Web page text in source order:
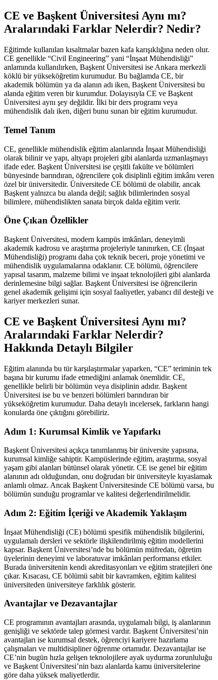
CE ve Başkent Üniversitesi Aynı mı?
Aralarındaki Farklar Nelerdir? Nedir?
Eğitimde kullanılan kısaltmalar bazen kafa karışıklığına neden olur.
CE genellikle “Civil Engineering” yani “İnşaat Mühendisliği”
anlamında kullanılırken, Başkent Üniversitesi ise Ankara merkezli
köklü bir yükseköğretim kurumudur. Bu bağlamda CE, bir
akademik bölümün ya da alanın adı iken, Başkent Üniversitesi bu
alanda eğitim veren bir kurumdur. Dolayısıyla CE ve Başkent
Üniversitesi aynı şey değildir. İlki bir ders programı veya
mühendislik dalı iken, diğeri bunu sunan bir eğitim kurumudur.
Temel Tanım
CE, genellikle mühendislik eğitim alanlarında İnşaat Mühendisliği
olarak bilinir ve yapı, altyapı projeleri gibi alanlarda uzmanlaşmayı
ifade eder. Başkent Üniversitesi ise çeşitli fakülte ve bölümleri
bünyesinde barındıran, öğrencilere çok disiplinli eğitim imkânı veren
özel bir üniversitedir. Üniversitede CE bölümü de olabilir, ancak
Başkent yalnızca bu alanda değil; sağlık bilimlerinden sosyal
bilimlere, mühendislikten sanata birçok dalda eğitim verir.
Öne Çıkan Özellikler
Başkent Üniversitesi, modern kampüs imkânları, deneyimli
akademik kadrosu ve araştırma projeleriyle tanınırken, CE (İnşaat
Mühendisliği) programı daha çok teknik beceri, proje yönetimi ve
mühendislik uygulamalarına odaklanır. CE bölümü, öğrencilere
yapısal tasarım, malzeme bilimi ve inşaat teknolojileri gibi alanlarda
derinlemesine bilgi sağlar. Başkent Üniversitesi ise öğrencilerin
genel akademik gelişimi için sosyal faaliyetler, yabancı dil desteği ve
kariyer merkezleri sunar.
CE ve Başkent Üniversitesi Aynı mı?
Aralarındaki Farklar Nelerdir?
Hakkında Detaylı Bilgiler
Eğitim alanında bu tür karşılaştırmalar yaparken, “CE” teriminin tek
başına bir kurumu ifade etmediğini anlamak önemlidir. CE,
genellikle belirli bir bölümün veya disiplinin adıdır. Başkent
Üniversitesi ise bu ve benzeri bölümleri barındıran bir
yükseköğretim kurumudur. Daha detaylı incelersek, farkların hangi
konularda öne çıktığını görebiliriz.
Adım 1: Kurumsal Kimlik ve Yapıfarkı
Başkent Üniversitesi açıkça tanımlanmış bir üniversite yapısına,
kurumsal kimliğe sahiptir. Kampüslerinde eğitim, araştırma, sosyal
yaşam gibi alanları bütünsel olarak yönetir. CE ise genel bir eğitim
alanının adı olduğundan, onu doğrudan bir üniversiteyle kıyaslamak
anlamlı olmaz. Ancak Başkent Üniversitesinde CE bölümü varsa, bu
bölümün sunduğu programlar ve kalitesi değerlendirilmelidir.
Adım 2: Eğitim İçeriği ve Akademik Yaklaşım
İnşaat Mühendisliği (CE) bölümü spesifik mühendislik bilgilerini,
uygulamalı dersleri ve sektörle ilişkilendirilmiş eğitim modellerini
kapsar. Başkent Üniversitesi’nde bu bölümün müfredatı, öğretim
üyelerinin deneyimi ve laboratuvar imkânları performansı etkiler.
Burada üniversitenin kendi akreditasyonları ve eğitim stratejileri öne
çıkar. Kısacası, CE bölümü sabit bir kavramken, eğitim kalitesi
üniversiteden üniversiteye farklılık gösterir.
Avantajlar ve Dezavantajlar
CE programının avantajları arasında, uygulamalı bilgi, iş alanlarının
genişliği ve sektörde talep görmesi vardır. Başkent Üniversitesi’nin
avantajları ise kurumsal destek, öğrenciyi kariyere hazırlama
çalışmaları ve multidisipliner öğrenme ortamıdır. Dezavantajlar ise
CE’nin bugün hızla gelişen teknolojilere ayak uydurma zorunluluğu
ve Başkent Üniversitesi’nin bazı alanlarda kamu üniversitelerine
göre daha yüksek maliyetlerdir.